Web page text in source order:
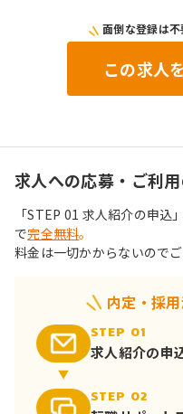
面倒な登録は
この求人
求人への応募・ご利
「STEP 01 求人紹介の申込
で完全無料。
料金は一切かからないのでご
内定・採
STEP 01
求人紹介の申
STEP 02